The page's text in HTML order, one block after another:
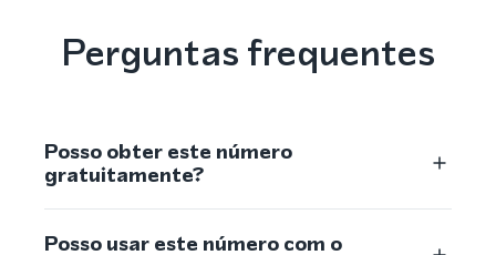
Perguntas frequentes
Posso obter este número
gratuitamente?
Posso usar este número com o